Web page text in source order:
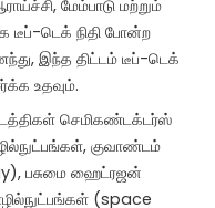
மேம்பாடு மற்றும்
டீப்-டெக் நிதி போன்ற
இந்த திட்டம் டீப்-டெக்
உதவும்.
செமிகண்டக்டர்ஸ்
குவாண்டம்
பசுமை ஹைட்ரஜன்
(space